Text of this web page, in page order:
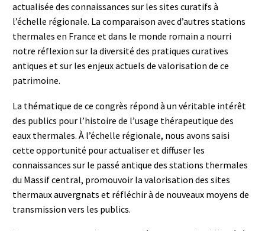
actualisée des connaissances sur les sites curatifs à
l’échelle régionale. La comparaison avec d’autres stations
thermales en France et dans le monde romain a nourri
notre réflexion sur la diversité des pratiques curatives
antiques et sur les enjeux actuels de valorisation de ce
patrimoine.
La thématique de ce congrès répond à un véritable intérêt
des publics pour l’histoire de l’usage thérapeutique des
eaux thermales. À l’échelle régionale, nous avons saisi
cette opportunité pour actualiser et diffuser les
connaissances sur le passé antique des stations thermales
du Massif central, promouvoir la valorisation des sites
thermaux auvergnats et réfléchir à de nouveaux moyens de
transmission vers les publics.